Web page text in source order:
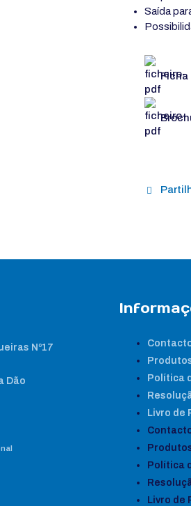
Saída
Ficha
Nº17
Dão
Política
Livro de
Política
Livro de